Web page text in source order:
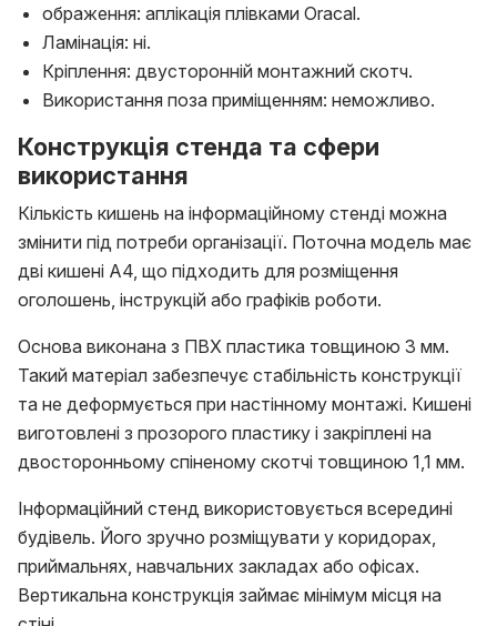
ображення: аплікація плівками Oracal.
Ламінація: ні.
Кріплення: двусторонній монтажний скотч.
Використання поза приміщенням: неможливо.
Конструкція стенда та сфери
використання
Кількість кишень на інформаційному стенді можна
змінити під потреби організації. Поточна модель має
дві кишені А4, що підходить для розміщення
оголошень, інструкцій або графіків роботи.
Основа виконана з ПВХ пластика товщиною 3 мм.
Такий матеріал забезпечує стабільність конструкції
та не деформується при настінному монтажі. Кишені
виготовлені з прозорого пластику і закріплені на
двосторонньому спіненому скотчі товщиною 1,1 мм.
Інформаційний стенд використовується всередині
будівель. Його зручно розміщувати у коридорах,
приймальнях, навчальних закладах або офісах.
Вертикальна конструкція займає мінімум місця на